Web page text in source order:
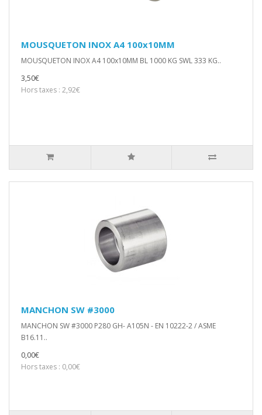
MOUSQUETON INOX A4 100x10MM
MOUSQUETON INOX A4 100x10MM BL 1000 KG SWL 333 KG..
3,50€
Hors taxes : 2,92€
MANCHON SW #3000
MANCHON SW #3000 P280 GH- A105N - EN 10222-2 / ASME
B16.11..
0,00€
Hors taxes : 0,00€